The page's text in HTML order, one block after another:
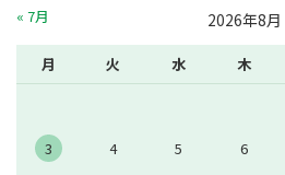
2026年8月
月 火 水 木
3
4 5 6
« 7月